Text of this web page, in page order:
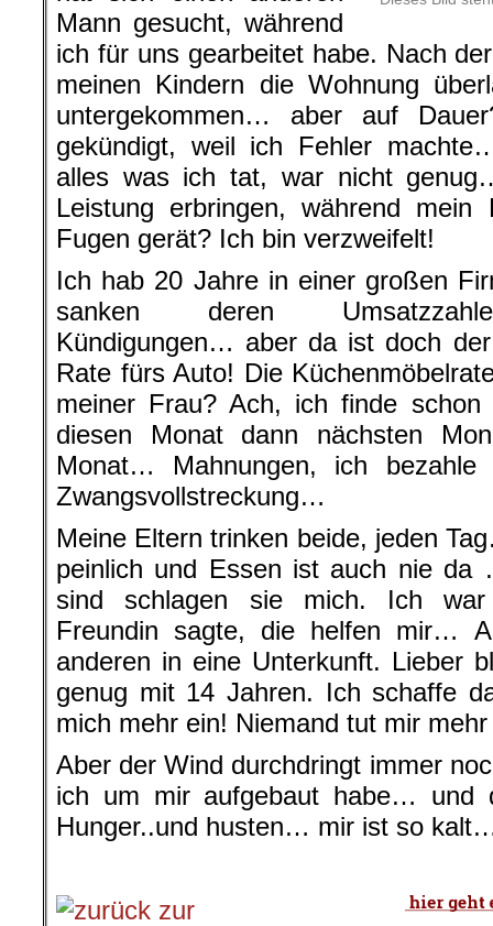
Mann gesucht, während
ich für uns gearbeitet habe. Nach
meinen Kindern die Wohnung
untergekommen… aber auf
gekündigt, weil ich Fehler
alles was ich tat, war nicht
Leistung erbringen, während
Fugen gerät? Ich bin verzweifelt!
Ich hab 20 Jahre in einer großen
sanken deren
Kündigungen… aber da ist doch
Rate fürs Auto! Die
meiner Frau? Ach, ich finde
diesen Monat dann nächsten
Monat… Mahnungen, ich
Zwangsvollstreckung…
Meine Eltern trinken beide, jeden
peinlich und Essen ist auch nie
sind schlagen sie mich. Ich
Freundin sagte, die helfen mir…
anderen in eine Unterkunft. Lieber
genug mit 14 Jahren. Ich schaffe
mich mehr ein! Niemand tut mir
Aber der Wind durchdringt immer
ich um mir aufgebaut habe… und
Hunger..und husten… mir ist so